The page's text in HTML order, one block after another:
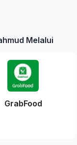
Melalui
GrabFood